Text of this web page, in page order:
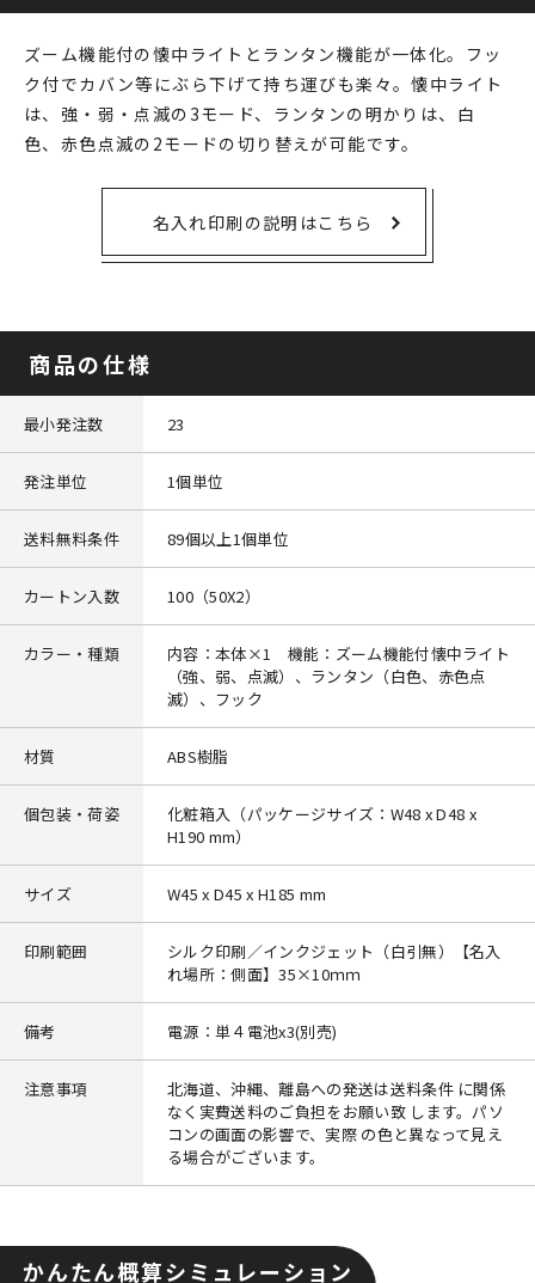
ズーム機能付の懐中ライトとランタン機能が一体化。フッ
ク付でカバン等にぶら下げて持ち運びも楽々。懐中ライト
は、強・弱・点滅の3モード、ランタンの明かりは、白
色、赤色点滅の2モードの切り替えが可能です。
名入れ印刷の説明はこちら
商品の仕様
最小発注数 23
発注単位 1個単位
送料無料条件 89個以上1個単位
カートン入数 100（50X2）
カラー・種類
内容：本体×1 機能：ズーム機能付懐中ライト
（強、弱、点滅）、ランタン（白色、赤色点
滅）、フック
材質 ABS樹脂
個包装・荷姿
化粧箱入（パッケージサイズ：W48 x D48 x
H190 mm）
サイズ W45 x D45 x H185 mm
印刷範囲
シルク印刷／インクジェット（白引無）【名入
れ場所：側面】35×10ｍｍ
備考 電源：単４電池x3(別売)
注意事項
北海道、沖縄、離島への発送は送料条件 に関係
なく実費送料のご負担をお願い致 します。パソ
コンの画面の影響で、実際 の色と異なって見え
る場合がございます。
かんたん概算シミュレーション